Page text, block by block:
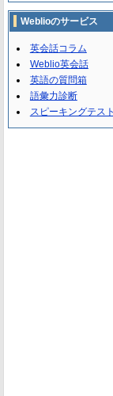
Weblioのサービス
英会話コラム
Weblio英会話
英語の質問箱
語彙力診断
スピーキングテスト